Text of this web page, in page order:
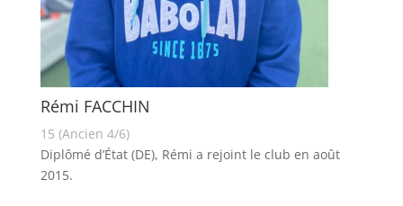
Rémi FACCHIN
15 (Ancien 4/6)
Diplômé d’État (DE), Rémi a rejoint le club en août
2015.